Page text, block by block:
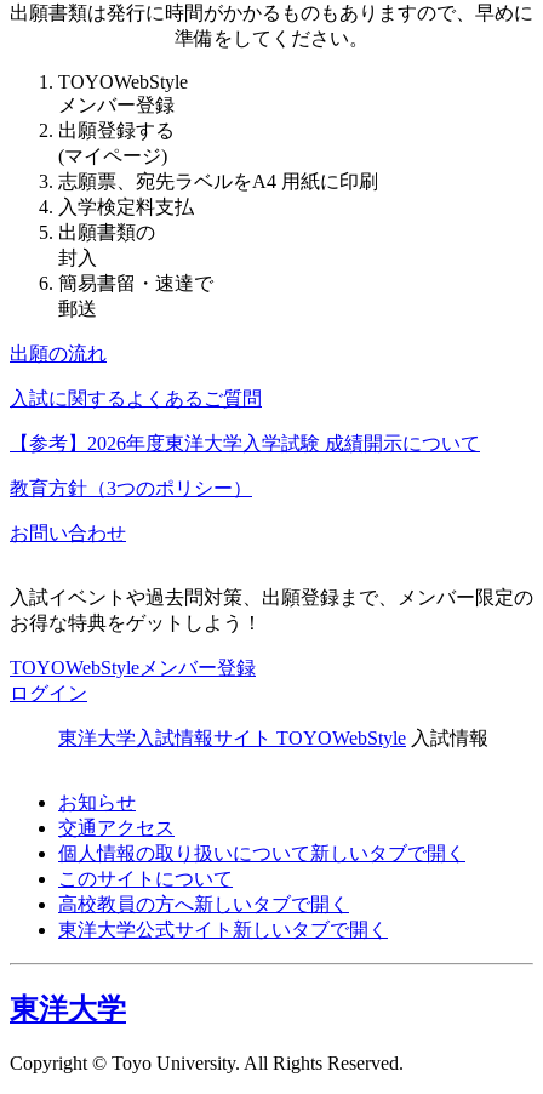
出願書類は発行に時間がかかるものもありますので、早めに
準備をしてください。
TOYOWebStyle
メンバー登録
出願登録する
(マイページ)
志願票、宛先ラベルをA4 用紙に印刷
入学検定料支払
出願書類の
封入
簡易書留・速達で
郵送
出願の流れ
入試に関するよくあるご質問
【参考】2026年度東洋大学入学試験 成績開示について
教育方針（3つのポリシー）
お問い合わせ
入試イベントや過去問対策、出願登録まで、メンバー限定の
お得な特典をゲットしよう！
TOYOWebStyleメンバー登録
ログイン
東洋大学入試情報サイト TOYOWebStyle 入試情報
お知らせ
交通アクセス
個人情報の取り扱いについて新しいタブで開く
このサイトについて
高校教員の方へ新しいタブで開く
東洋大学公式サイト 新しいタブで開く
東洋大学
Copyright © Toyo University. All Rights Reserved.